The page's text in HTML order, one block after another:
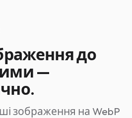
до
—
зображення на WebP